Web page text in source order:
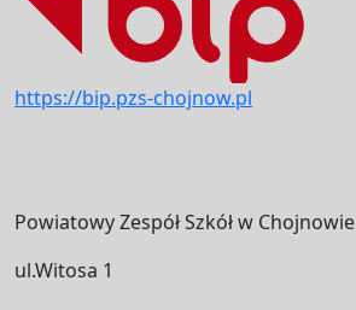
https://bip.pzs-chojnow.pl
Powiatowy Zespół Szkół w Chojnowie
ul.Witosa 1